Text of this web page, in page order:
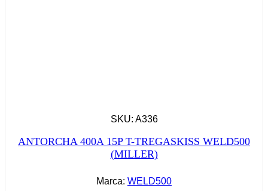
SKU: A336
ANTORCHA 400A 15P T-TREGASKISS WELD500
(MILLER)
Marca: WELD500